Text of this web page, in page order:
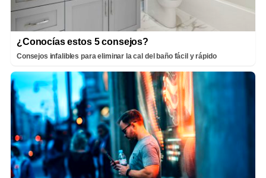
¿Conocías estos 5 consejos?
Consejos infalibles para eliminar la cal del baño fácil y rápido